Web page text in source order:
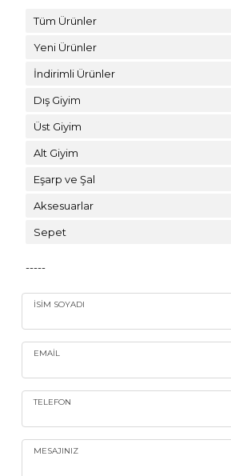
Tüm Ürünler
Yeni Ürünler
İndirimli Ürünler
Dış Giyim
Üst Giyim
Alt Giyim
Eşarp ve Şal
Aksesuarlar
Sepet
-----
İSIM SOYADI
EMAIL
TELEFON
MESAJINIZ